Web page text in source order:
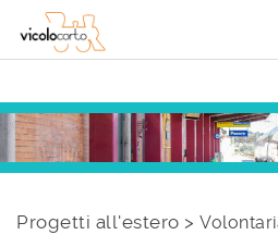
Progetti all'estero >